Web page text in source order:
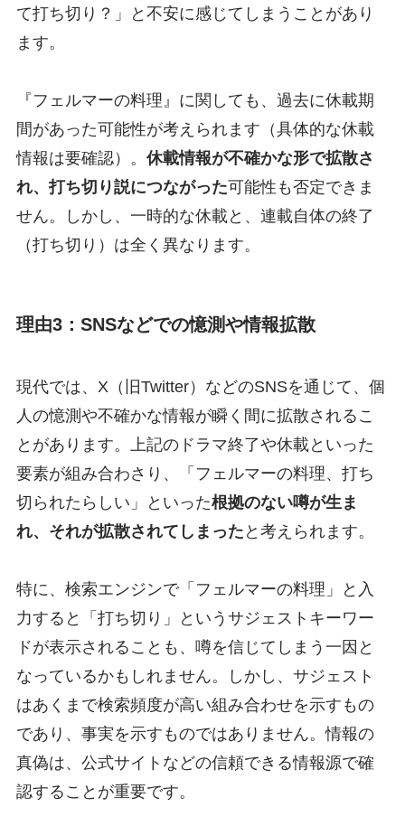
て打ち切り？」と不安に感じてしまうことがあり
ます。
『フェルマーの料理』に関しても、過去に休載期
間があった可能性が考えられます（具体的な休載
情報は要確認）。 休載情報が不確かな形で拡散さ
れ、打ち切り説につながった可能性も否定できま
せん。しかし、一時的な休載と、連載自体の終了
（打ち切り）は全く異なります。
理由3：SNSなどでの憶測や情報拡散
現代では、X（旧Twitter）などのSNSを通じて、個
人の憶測や不確かな情報が瞬く間に拡散されるこ
とがあります。上記のドラマ終了や休載といった
要素が組み合わさり、「フェルマーの料理、打ち
切られたらしい」といった根拠のない噂が生ま
れ、それが拡散されてしまった と考えられます。
特に、検索エンジンで「フェルマーの料理」と入
力すると「打ち切り」というサジェストキーワー
ドが表示されることも、噂を信じてしまう一因と
なっているかもしれません。しかし、サジェスト
はあくまで検索頻度が高い組み合わせを示すもの
であり、事実を示すものではありません。情報の
真偽は、公式サイトなどの信頼できる情報源で確
認することが重要です。